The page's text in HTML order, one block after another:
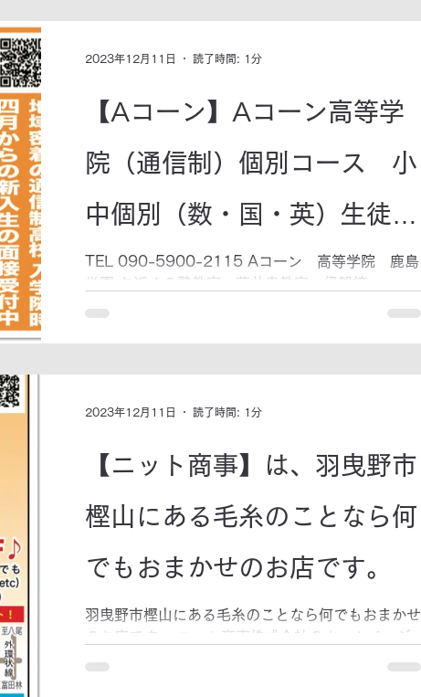
【Aコーン】Aコーン高等学
院（通信制）個別コース 小
中個別（数・国・英）生徒募
集!!
TEL 090-5900-2115 Aコーン 高等学院 鹿島
学園 お近くの塾教室 藤井寺教室・伊賀校
2023年12月11日 読了時間: 1分
【ニット商事】は、羽曳野市
樫山にある毛糸のことなら何
でもおまかせのお店です。
羽曳野市樫山にある毛糸のことなら何でもおまかせ
のお店です。 ニット商事株式会社のホームページ
2023年12月11日 読了時間: 1分